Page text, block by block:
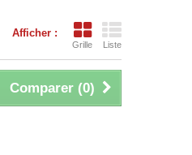
Afficher :
Grille Liste
Comparer (0)